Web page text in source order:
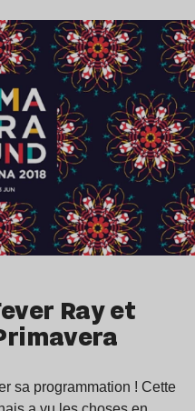
Ray et
sa programmation ! Cette